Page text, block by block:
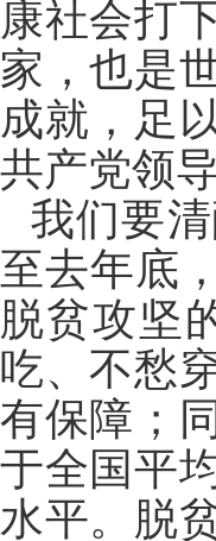
康社会打
家，也是
成就，足
共产党领
我们要
至去年底
脱贫攻坚
吃、不愁
有保障；
于全国平
水平。脱